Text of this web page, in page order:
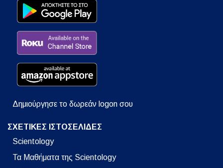
Δημιούργησε το δωρεάν logon σου
ΣΧΕΤΙΚΕΣ ΙΣΤΟΣΕΛΙΔΕΣ
Scientology
Τα Μαθήματα της Scientology